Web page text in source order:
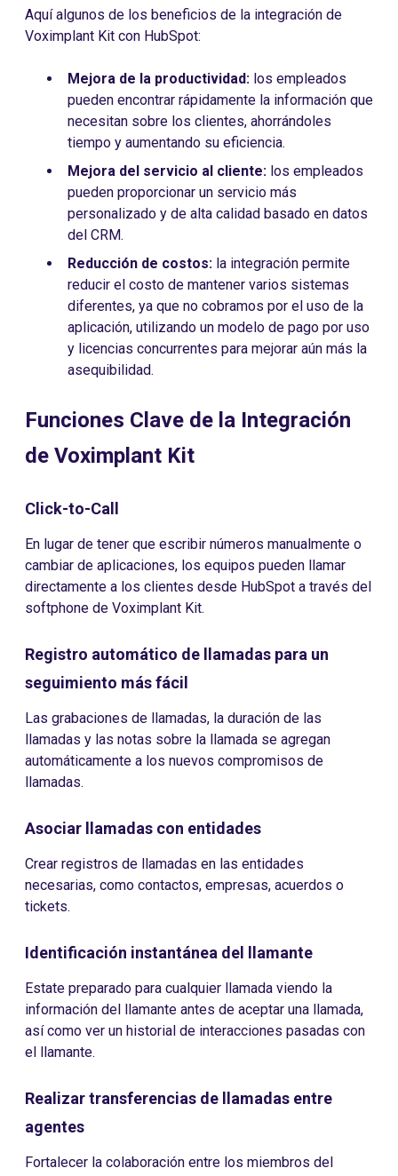
Aquí algunos de los beneficios de la integración de
Voximplant Kit con HubSpot:
Mejora de la productividad: los empleados
pueden encontrar rápidamente la información que
necesitan sobre los clientes, ahorrándoles
tiempo y aumentando su eficiencia.
Mejora del servicio al cliente: los empleados
pueden proporcionar un servicio más
personalizado y de alta calidad basado en datos
del CRM.
Reducción de costos: la integración permite
reducir el costo de mantener varios sistemas
diferentes, ya que no cobramos por el uso de la
aplicación, utilizando un modelo de pago por uso
y licencias concurrentes para mejorar aún más la
asequibilidad.
Funciones Clave de la Integración
de Voximplant Kit
Click-to-Call
En lugar de tener que escribir números manualmente o
cambiar de aplicaciones, los equipos pueden llamar
directamente a los clientes desde HubSpot a través del
softphone de Voximplant Kit.
Registro automático de llamadas para un
seguimiento más fácil
Las grabaciones de llamadas, la duración de las
llamadas y las notas sobre la llamada se agregan
automáticamente a los nuevos compromisos de
llamadas.
Asociar llamadas con entidades
Crear registros de llamadas en las entidades
necesarias, como contactos, empresas, acuerdos o
tickets.
Identificación instantánea del llamante
Estate preparado para cualquier llamada viendo la
información del llamante antes de aceptar una llamada,
así como ver un historial de interacciones pasadas con
el llamante.
Realizar transferencias de llamadas entre
agentes
Fortalecer la colaboración entre los miembros del